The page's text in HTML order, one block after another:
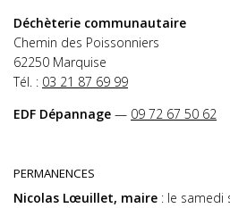
Déchèterie communautaire
Chemin des Poissonniers
62250 Marquise
Tél. : 03 21 87 69 99
EDF Dépannage — 09 72 67 50 62
PERMANENCES
Nicolas Lœuillet, maire : le samedi